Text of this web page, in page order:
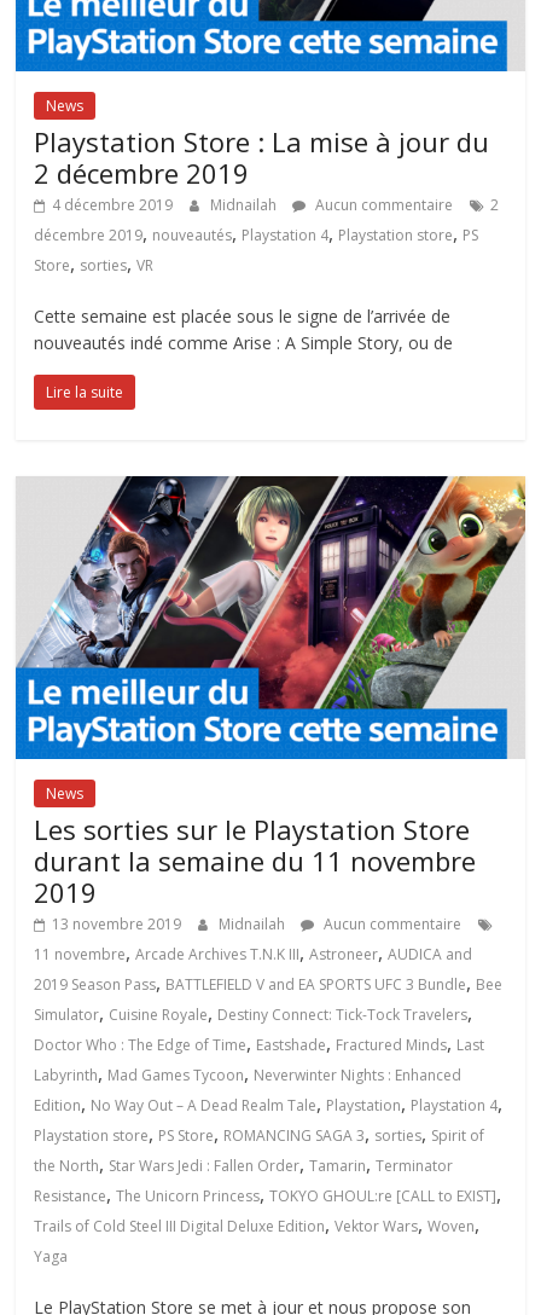
News
Playstation Store : La mise à jour du
2 décembre 2019
4 décembre 2019 Midnailah Aucun commentaire
2
décembre 2019, nouveautés, Playstation 4, Playstation store, PS
Store, sorties,VR
Cette semaine est placée sous le signe de l’arrivée de
nouveautés indé comme Arise : A Simple Story, ou de
Lire la suite
News
Les sorties sur le Playstation Store
durant la semaine du 11 novembre
2019
13 novembre 2019 Midnailah
Aucun commentaire
11 novembre,Arcade Archives T.N.K III,Astroneer,AUDICA and
2019 Season Pass, BATTLEFIELD V and EA SPORTS UFC 3 Bundle, Bee
Simulator, Cuisine Royale, Destiny Connect: Tick-Tock Travelers,
Doctor Who : The Edge of Time, Eastshade, Fractured Minds, Last
Labyrinth, Mad Games Tycoon, Neverwinter Nights : Enhanced
Edition, No Way Out – A Dead Realm Tale, Playstation, Playstation 4,
Playstation store, PS Store, ROMANCING SAGA 3, sorties, Spirit of
the North, Star Wars Jedi : Fallen Order,Tamarin,Terminator
Resistance,The Unicorn Princess,TOKYO GHOUL:re [CALL to EXIST],
Trails of Cold Steel III Digital Deluxe Edition,Vektor Wars,Woven,
Yaga
Le PlayStation Store se met à jour et nous propose son